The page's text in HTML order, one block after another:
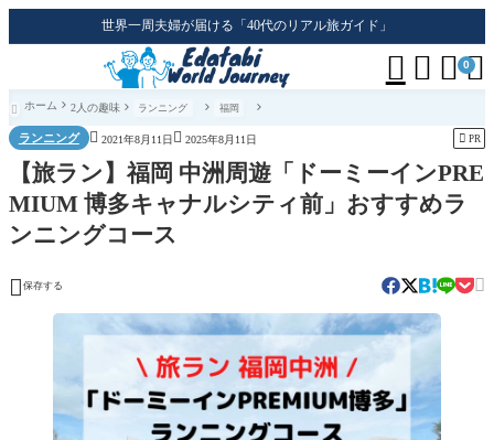
世界一周夫婦が届ける「40代のリアル旅ガイド」
   0
 ホーム 2人の趣味 ランニング 福岡
ランニング  2021年8月11日  2025年8月11日  PR
【旅ラン】福岡 中洲周遊「ドーミーインPRE
MIUM 博多キャナルシティ前」おすすめラ
ンニングコース
 保存する 